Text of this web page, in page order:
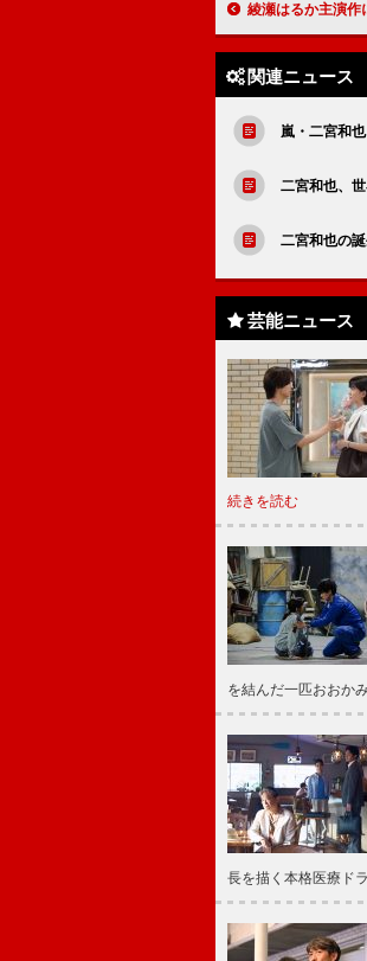
綾瀬はるか主演作に木村文乃、高
関連ニュース
嵐・二宮和
二宮和也、
二宮和也の
芸能ニュース
続きを読む
を結んだ一匹おおか
長を描く本格医療ド